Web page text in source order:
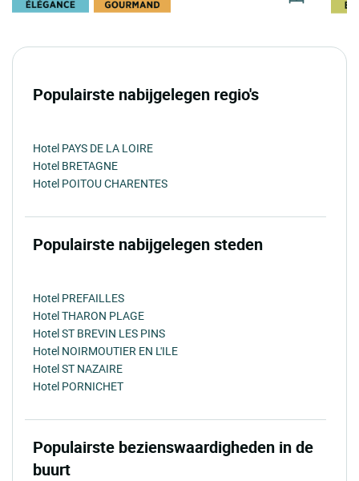
Populairste nabijgelegen regio's
Hotel PAYS DE LA LOIRE
Hotel BRETAGNE
Hotel POITOU CHARENTES
Populairste nabijgelegen steden
Hotel PREFAILLES
Hotel THARON PLAGE
Hotel ST BREVIN LES PINS
Hotel NOIRMOUTIER EN L'ILE
Hotel ST NAZAIRE
Hotel PORNICHET
Populairste bezienswaardigheden in de
buurt